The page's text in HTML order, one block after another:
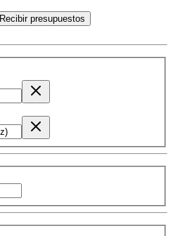
Recibir presupuestos